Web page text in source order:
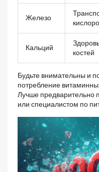
Железо
Кальций
костей
Будьте внимательны и
потребление
Лучше предварительно
или специалистом по